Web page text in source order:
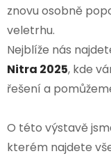
znovu osobně
veletrhu.
Nejblíže nás
Nitra 2025, kde
řešení a
O této výstavě
kterém najdete